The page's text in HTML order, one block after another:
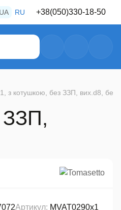
UA RU +38(050)330-18-50
487-80-28
з котушкою, без ЗЗП, вих.d8, без
ЗЗП,
Артикул: MVAT0290x1